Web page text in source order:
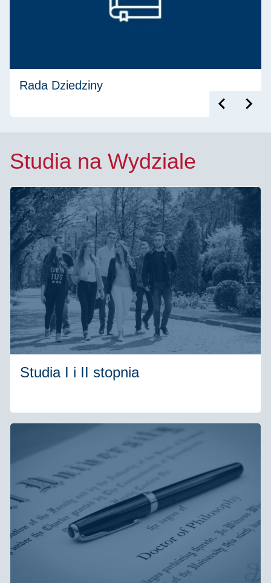
Rada Dziedziny
Studia na Wydziale
Studia I i II stopnia